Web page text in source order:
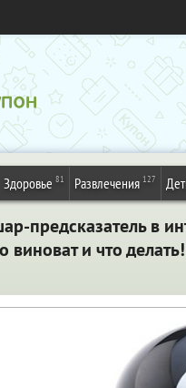
Здоровье 81 Развлечения 127
предсказатель в
виноват и что делать!